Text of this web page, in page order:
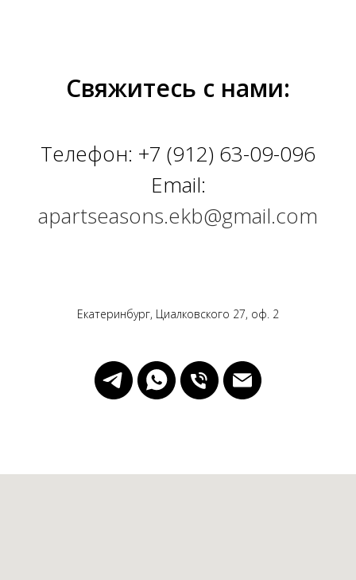
Свяжитесь с нами:
Телефон: +7 (912) 63-09-096
Email:
apartseasons.ekb@gmail.com
Екатеринбург, Циалковского 27, оф. 2